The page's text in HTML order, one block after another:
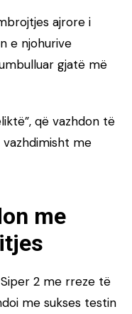
ajrore i
e njohurive
gjatë më
që vazhdon të
me
me
2 me rreze të
me sukses testin